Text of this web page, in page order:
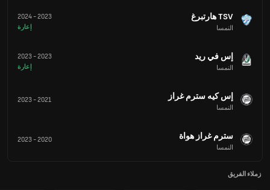
TSV هارتبرغ
النمسا
2023
-
2024
إعارة
إس في ريد
النمسا
2023
-
2023
إعارة
إس كيه سترم غراز
النمسا
2021
-
2023
سترم غراز هواة
النمسا
2020
-
2023
زملاء الفريق